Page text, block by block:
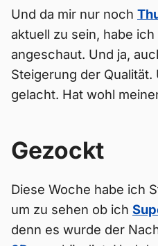
Und da mir nur noch
aktuell zu sein, habe
angeschaut. Und ja,
Steigerung der
gelacht. Hat wohl
Gezockt
Diese Woche habe ich
um zu sehen ob ich
denn es wurde der